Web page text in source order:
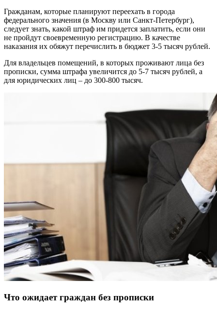
Гражданам, которые планируют переехать в города
федерального значения (в Москву или Санкт-Петербург),
следует знать, какой штраф им придется заплатить, если они
не пройдут своевременную регистрацию. В качестве
наказания их обяжут перечислить в бюджет 3-5 тысяч рублей.
Для владельцев помещений, в которых проживают лица без
прописки, сумма штрафа увеличится до 5-7 тысяч рублей, а
для юридических лиц – до 300-800 тысяч.
Что ожидает граждан без прописки